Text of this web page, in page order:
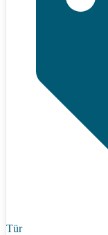
Tür